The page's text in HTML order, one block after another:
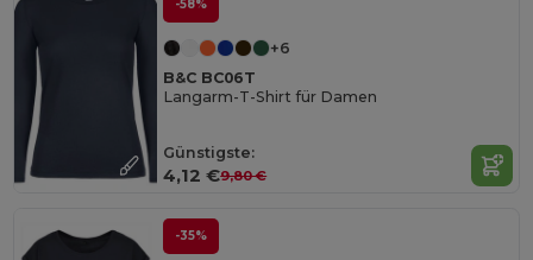
-58%
+6
B&C BC06T
Langarm-T-Shirt für Damen
Günstigste:
4,12 €9,80 €
-35%